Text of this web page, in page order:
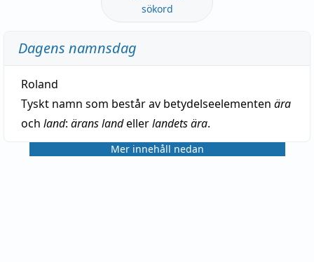
sökord
Dagens namnsdag
Roland
Tyskt namn som består av betydelseelementen ära
och land: ärans landellerlandets ära.
Mer innehåll nedan